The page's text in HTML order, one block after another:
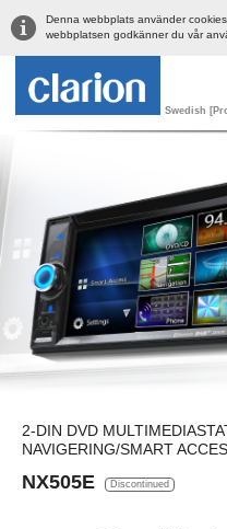
Denna webbplats använder
webbplatsen godkänner du vår
Swedish
2-DIN DVD
NAVIGERING/SMART
NX505E Discontinued